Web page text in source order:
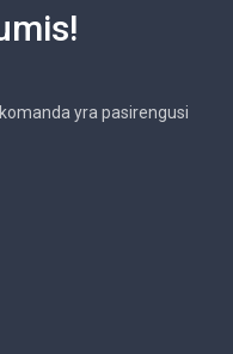
yra pasirengusi